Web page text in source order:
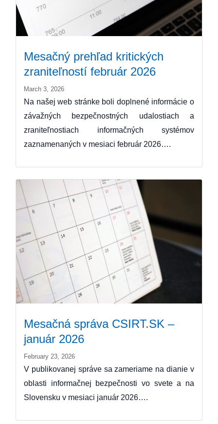
Mesačný prehľad kritických
zraniteľností február 2026
March 3, 2026
Na našej web stránke boli doplnené informácie o
závažných bezpečnostných udalostiach a
zraniteľnostiach informačných systémov
zaznamenaných v mesiaci február 2026….
Mesačná správa CSIRT.SK –
január 2026
February 23, 2026
V publikovanej správe sa zameriame na dianie v
oblasti informačnej bezpečnosti vo svete a na
Slovensku v mesiaci január 2026….